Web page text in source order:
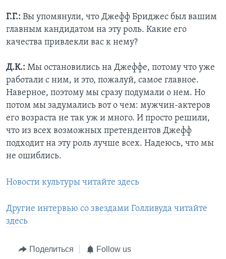
Г.Г.: Вы упомянули, что Джефф Бриджес был вашим
главным кандидатом на эту роль. Какие его
качества привлекли вас к нему?
Д.К.: Мы остановились на Джеффе, потому что уже
работали с ним, и это, пожалуй, самое главное.
Наверное, поэтому мы сразу подумали о нем. Но
потом мы задумались вот о чем: мужчин-актеров
его возраста не так уж и много. И просто решили,
что из всех возможных претендентов Джефф
подходит на эту роль лучше всех. Надеюсь, что мы
не ошиблись.
Новости культуры читайте здесь
Другие интервью со звездами Голливуда читайте
здесь
Поделиться Follow us